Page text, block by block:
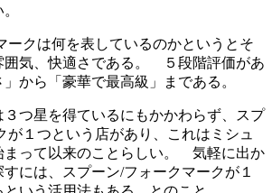
ークは何を表しているのかというとそ
囲気、快適さである。 ５段階評価があ
から「豪華で最高級」まである。
３つ星を得ているにもかかわらず、スプ
が１つという店があり、これはミシュ
まって以来のことらしい。 気軽に出か
には、スプーン/フォークマークが１